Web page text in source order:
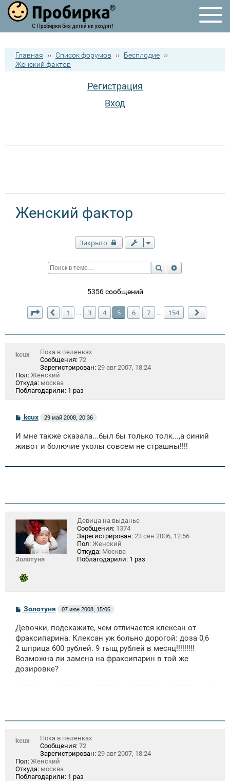
Главная ›› Список форумов ›› Бесплодие ››
Женский фактор
Регистрация
Вход
Женский фактор
Закрыто
Поиск
5356 сообщений
Страница 5из 154
Пред.
1 … 3 4 5 6 7 … 154
kcux
Пока в пеленках
Сообщения: 72
Зарегистрирован: 29 авг 2007, 18:24
Пол: Женский
Откуда: москва
Поблагодарили: 1 раз
С
б
щ
и
kcux 29 май 2008, 20:36
И мне также сказала...был бы только толк...,а синий
живот и болючие уколы совсем не страшны!!!!
Золотуня
Девица на выданье
Сообщения: 1374
Зарегистрирован: 23 сен 2006, 12:56
Пол: Женский
Откуда: Москва
Поблагодарили: 1 раз
С
б
щ
е
н
и
Золотуня 07 июн 2008, 15:06
Девочки, подскажите, чем отличается клексан от
фраксипарина. Клексан уж больно дорогой: доза 0,6
2 шприца 600 рублей. 9 тыщ рублей в месяц!!!!!!!!!
Возможна ли замена на фраксипарин в той же
дозировке?
kcux
Пока в пеленках
Сообщения: 72
Зарегистрирован: 29 авг 2007, 18:24
Пол: Женский
Откуда: москва
Поблагодарили: 1 раз